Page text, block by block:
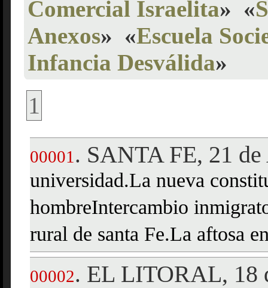
Comercial Israelita» «
Anexos» «Escuela
Infancia Desválida»
1
00001 . SANTA FE, 21
universidad.La nueva
hombreIntercambio
rural de santa Fe.La aftosa
00002. EL LITORAL, 18